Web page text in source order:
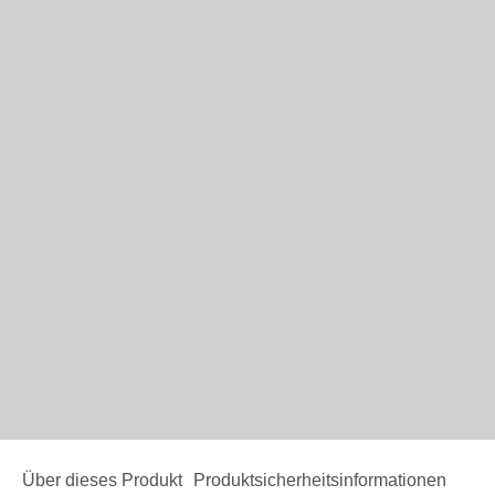
Über dieses Produkt Produktsicherheitsinformationen